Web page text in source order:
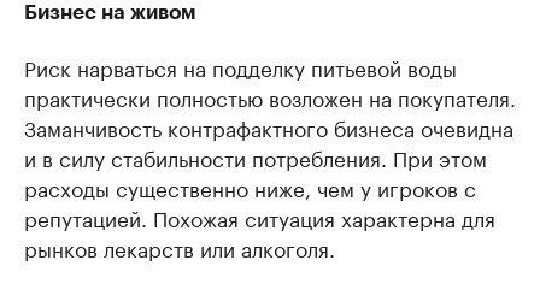
Бизнес на живом
Риск нарваться на подделку питьевой воды
практически полностью возложен на покупателя.
Заманчивость контрафактного бизнеса очевидна
и в силу стабильности потребления. При этом
расходы существенно ниже, чем у игроков с
репутацией. Похожая ситуация характерна для
рынков лекарств или алкоголя.